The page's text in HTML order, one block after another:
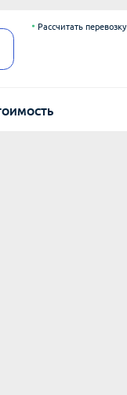
Рассчитать перевозку